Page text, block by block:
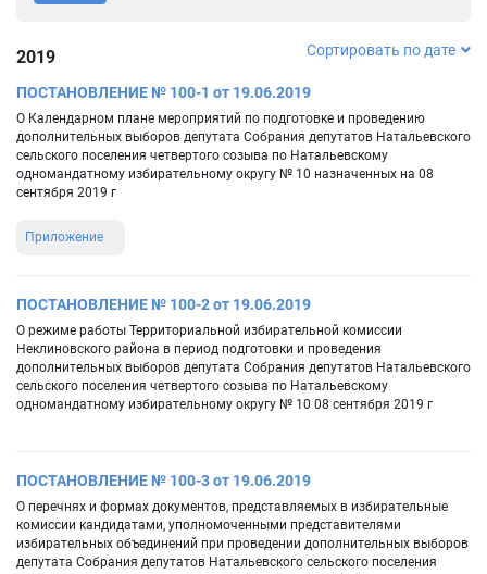
2019 Сортировать по дате
ПОСТАНОВЛЕНИЕ № 100-1 от 19.06.2019
О Календарном плане мероприятий по подготовке и проведению
дополнительных выборов депутата Собрания депутатов Натальевского
сельского поселения четвертого созыва по Натальевскому
одномандатному избирательному округу № 10 назначенных на 08
сентября 2019 г
Приложение
ПОСТАНОВЛЕНИЕ № 100-2 от 19.06.2019
О режиме работы Территориальной избирательной комиссии
Неклиновского района в период подготовки и проведения
дополнительных выборов депутата Собрания депутатов Натальевского
сельского поселения четвертого созыва по Натальевскому
одномандатному избирательному округу № 10 08 сентября 2019 г
ПОСТАНОВЛЕНИЕ № 100-3 от 19.06.2019
О перечнях и формах документов, представляемых в избирательные
комиссии кандидатами, уполномоченными представителями
избирательных объединений при проведении дополнительных выборов
депутата Собрания депутатов Натальевского сельского поселения